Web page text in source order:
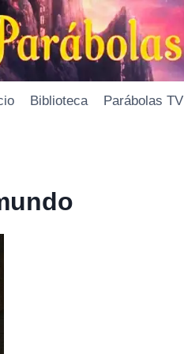
Biblioteca Parábolas TV